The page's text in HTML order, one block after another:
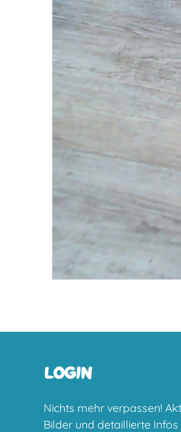
LOGIN
Nichts mehr verpassen!
Bilder und detaillierte Infos